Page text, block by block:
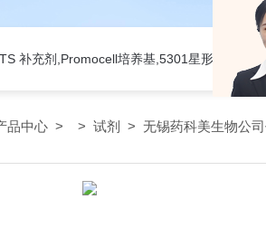
补充剂,Promocell培养基,5301星形细胞培
品中心 > > 试剂 > 无锡药科美生物公